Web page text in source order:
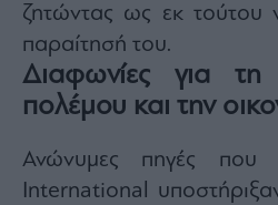
submitting
your
email,
you
agree
to
Terms
and
You
can
opt
out
ζητώντας ως εκ τούτου
παραίτησή του.
Διαφωνίες για τη
πολέμου και την
Ανώνυμες πηγές που
International